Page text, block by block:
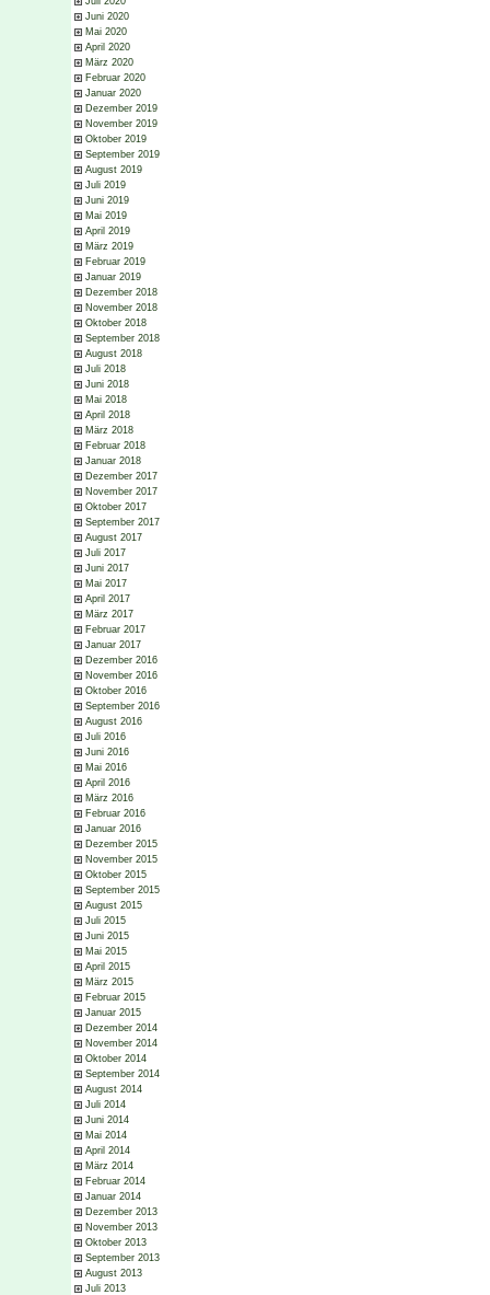
Juni 2020
Mai 2020
April 2020
März 2020
Februar 2020
Januar 2020
Dezember 2019
November 2019
Oktober 2019
September 2019
August 2019
Juli 2019
Juni 2019
Mai 2019
April 2019
März 2019
Februar 2019
Januar 2019
Dezember 2018
November 2018
Oktober 2018
September 2018
August 2018
Juli 2018
Juni 2018
Mai 2018
April 2018
März 2018
Februar 2018
Januar 2018
Dezember 2017
November 2017
Oktober 2017
September 2017
August 2017
Juli 2017
Juni 2017
Mai 2017
April 2017
März 2017
Februar 2017
Januar 2017
Dezember 2016
November 2016
Oktober 2016
September 2016
August 2016
Juli 2016
Juni 2016
Mai 2016
April 2016
März 2016
Februar 2016
Januar 2016
Dezember 2015
November 2015
Oktober 2015
September 2015
August 2015
Juli 2015
Juni 2015
Mai 2015
April 2015
März 2015
Februar 2015
Januar 2015
Dezember 2014
November 2014
Oktober 2014
September 2014
August 2014
Juli 2014
Juni 2014
Mai 2014
April 2014
März 2014
Februar 2014
Januar 2014
Dezember 2013
November 2013
Oktober 2013
September 2013
August 2013
Juli 2013